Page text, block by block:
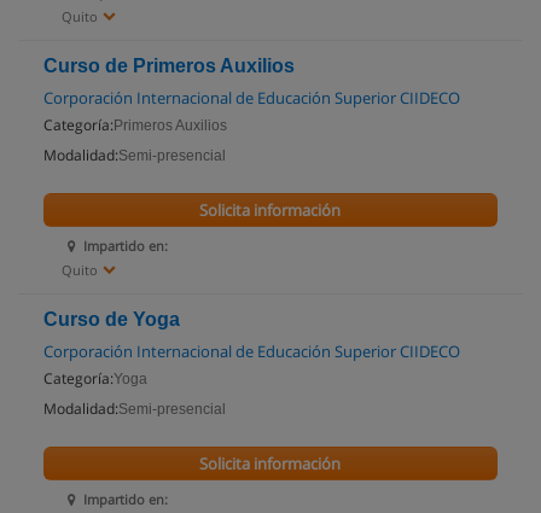
Quito
Curso de Primeros Auxilios
Corporación Internacional de Educación Superior CIIDECO
Categoría: Primeros Auxilios
Modalidad:Semi-presencial
Impartido en:
Quito
Solicita información
Curso de Yoga
Corporación Internacional de Educación Superior CIIDECO
Categoría:Yoga
Modalidad:Semi-presencial
Impartido en:
Solicita información